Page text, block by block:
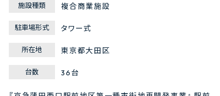
施設種類 複合商業施設
駐車場形式 タワー式
所在地 東京都大田区
台数 36台